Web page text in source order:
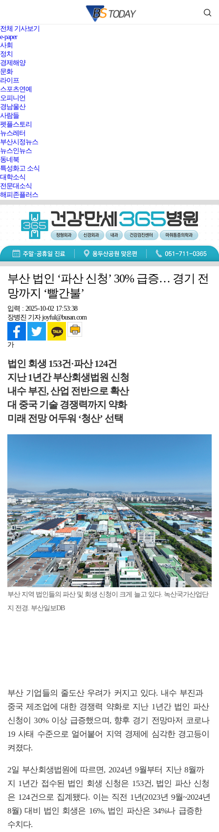
전체 기사보기
e-paper
사회
정치
경제해양
문화
라이프
스포츠연예
오피니언
경남울산
사람들
펫플스토리
뉴스레터
부산시정뉴스
뉴스인뉴스
동네북
특성화고 소식
대학소식
전문대소식
해피존플러스
부산 법인 ‘파산 신청’ 30% 급증… 경기 전
망까지 ‘빨간불’
입력 : 2025-10-02 17:53:38
장병진 기자 joyful@busan.com
가
법인 회생 153건·파산 124건
지난 1년간 부산회생법원 신청
내수 부진, 산업 전반으로 확산
대 중국 기술 경쟁력까지 약화
미래 전망 어두워 ‘청산’ 선택
부산 지역 법인들의 파산 및 회생 신청이 크게 늘고 있다. 녹산국가산업단
지 전경. 부산일보DB
부산 기업들의 줄도산 우려가 커지고 있다. 내수 부진과
중국 제조업에 대한 경쟁력 약화로 지난 1년간 법인 파산
신청이 30% 이상 급증했으며, 향후 경기 전망마저 코로나
19 사태 수준으로 얼어붙어 지역 경제에 심각한 경고등이
켜졌다.
2일 부산회생법원에 따르면, 2024년 9월부터 지난 8월까
지 1년간 접수된 법인 회생 신청은 153건, 법인 파산 신청
은 124건으로 집계됐다. 이는 직전 1년(2023년 9월~2024년
8월) 대비 법인 회생은 16%, 법인 파산은 34%나 급증한
수치다.